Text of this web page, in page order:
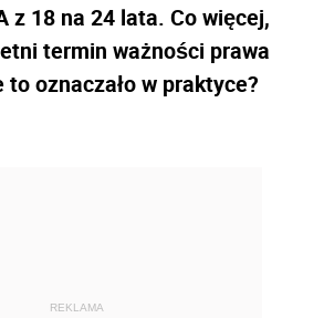
z 18 na 24 lata. Co więcej,
termin ważności prawa
to oznaczało w praktyce?
REKLAMA